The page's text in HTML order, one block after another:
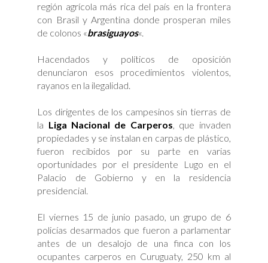
región agrícola más rica del país en la frontera
con Brasil y Argentina donde prosperan miles
de colonos «brasiguayos«.
Hacendados y políticos de oposición
denunciaron esos procedimientos violentos,
rayanos en la ilegalidad.
Los dirigentes de los campesinos sin tierras de
la Liga Nacional de Carperos, que invaden
propiedades y se instalan en carpas de plástico,
fueron recibidos por su parte en varias
oportunidades por el presidente Lugo en el
Palacio de Gobierno y en la residencia
presidencial.
El viernes 15 de junio pasado, un grupo de 6
policías desarmados que fueron a parlamentar
antes de un desalojo de una finca con los
ocupantes carperos en Curuguaty, 250 km al